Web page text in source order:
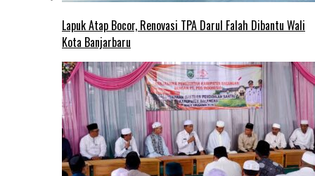
Lapuk Atap Bocor, Renovasi TPA Darul Falah Dibantu Wali
Kota Banjarbaru